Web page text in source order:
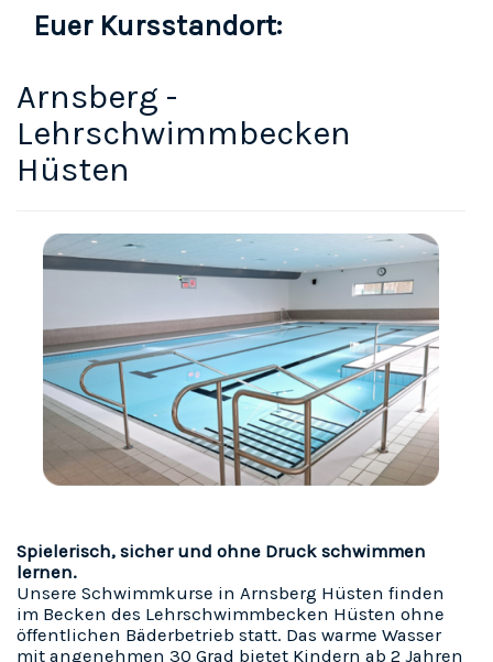
Euer Kursstandort:
Arnsberg -
Lehrschwimmbecken
Hüsten
Spielerisch, sicher und ohne Druck schwimmen
lernen.
Unsere Schwimmkurse in Arnsberg Hüsten finden
im Becken des Lehrschwimmbecken Hüsten ohne
öffentlichen Bäderbetrieb statt. Das warme Wasser
mit angenehmen 30 Grad bietet Kindern ab 2 Jahren